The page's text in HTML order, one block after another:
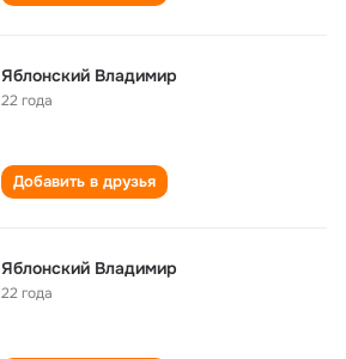
Яблонский Владимир
22 года
Добавить в друзья
Яблонский Владимир
22 года